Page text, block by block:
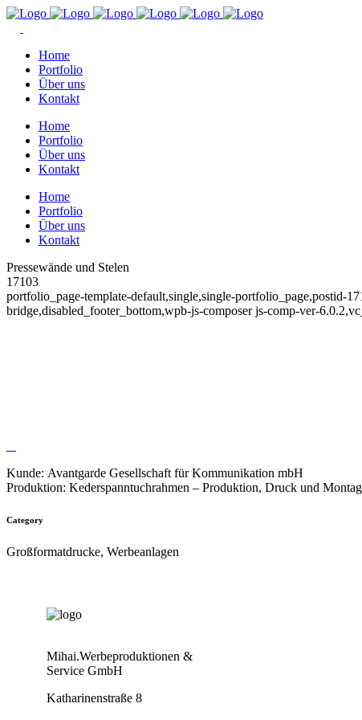
Home
Portfolio
Über uns
Kontakt
Home
Portfolio
Über uns
Kontakt
Home
Portfolio
Über uns
Kontakt
Pressewände und Stelen
17103
portfolio_page-template-default,single,single-portfolio_page,postid-
bridge,disabled_footer_bottom,wpb-js-composer js-comp-ver-
Kunde: Avantgarde Gesellschaft für Kommunikation mbH
Produktion: Kederspanntuchrahmen – Produktion, Druck und
Category
Großformatdrucke, Werbeanlagen
Mihai.Werbeproduktionen &
Service GmbH
Katharinenstraße 8